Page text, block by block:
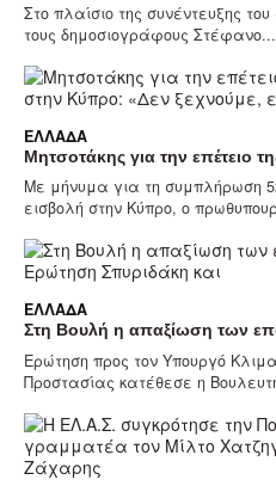
Στο πλαίσιο της συνέντευξης
τους δημοσιογράφους Στέφανο...
ΕΛΛΆΔΑ
Μητσοτάκης για την επέτειο
Με μήνυμα για τη συμπλήρωση
εισβολή στην Κύπρο, ο
ΕΛΛΆΔΑ
Στη Βουλή η απαξίωση των
Ερώτηση προς τον Υπουργό
Προστασίας κατέθεσε η